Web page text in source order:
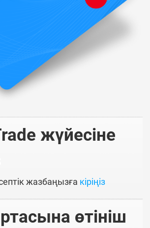
жүйесіне
жазбаңызға кіріңіз
өтініш